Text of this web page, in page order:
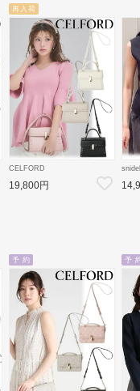
再入荷
CELFORD
【リュタン】ビジュースタッズ
ポシェット(M) 26春夏
3【CWGB259528
19,800円
秋冬
予 約 予